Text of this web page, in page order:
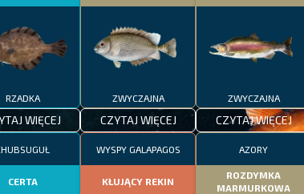
RZADKA
WIĘCEJ
ZWYCZAJNA
CZYTAJ WIĘCEJ
ZWYCZAJNA
CZYTAJ WIĘCEJ
CERTA
WYSPY GALAPAGOS
KŁUJĄCY REKIN
AZORY
ROZDYMKA
MARMURKOWA